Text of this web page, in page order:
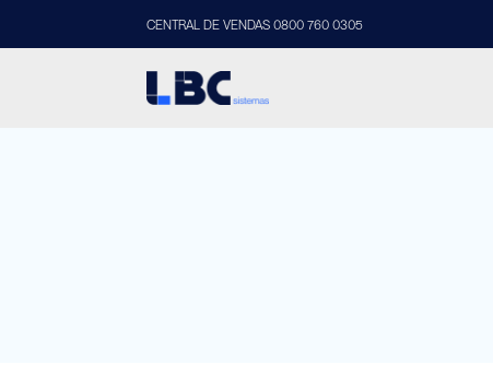
CENTRAL DE VENDAS 0800 760 0305